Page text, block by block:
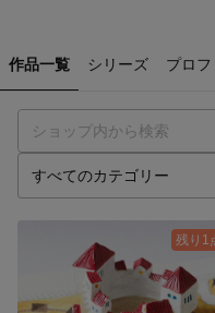
作品一覧 シリーズ プロ
残り1